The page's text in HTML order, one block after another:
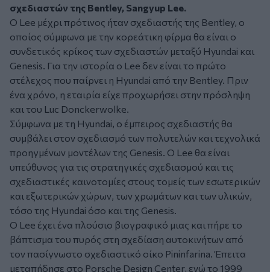
σχεδιαστών της Bentley, Sangyup Lee.
Ο Lee μέχρι πρότινος ήταν σχεδιαστής της Bentley, ο
οποίος σύμφωνα με την κορεάτικη φίρμα θα είναι ο
συνδετικός κρίκος των σχεδιαστών μεταξύ Hyundai και
Genesis. Για την ιστορία ο Lee δεν είναι το πρώτο
στέλεχος που παίρνει η Hyundai από την Bentley. Πριν
ένα χρόνο, η εταιρία είχε προχωρήσει στην πρόσληψη
και του Luc Donckerwolke.
Σύμφωνα με τη Hyundai, ο έμπειρος σχεδιαστής θα
συμβάλει στον σχεδιασμό των πολυτελών και τεχνολικά
προηγμένων μοντέλων της Genesis. Ο Lee θα είναι
υπεύθυνος για τις στρατηγικές σχεδιασμού και τις
σχεδιαστικές καινοτομίες στους τομείς των εσωτερικών
και εξωτερικών χώρων, των χρωμάτων και των υλικών,
τόσο της Hyundai όσο και της Genesis.
Ο Lee έχει ένα πλούσιο βιογραφικό μιας και πήρε το
βάπτισμα του πυρός στη σχεδίαση αυτοκινήτων από
τον πασίγνωστο σχεδιαστικό οίκο Pininfarina. Έπειτα
μεταπήδησε στο Porsche Design Center, ενώ το 1999